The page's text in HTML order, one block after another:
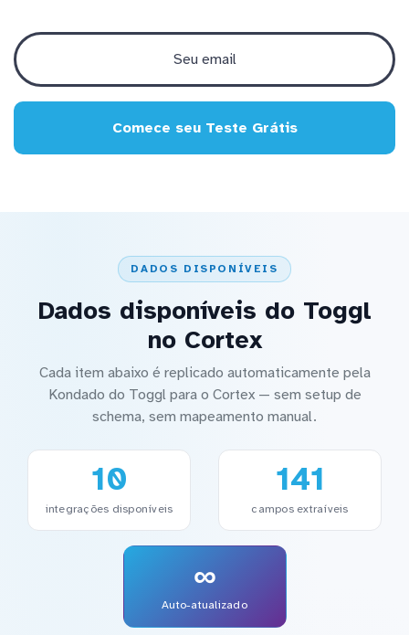
Comece seu Teste Grátis
DADOS DISPONÍVEIS
Dados disponíveis do Toggl
no Cortex
Cada item abaixo é replicado automaticamente pela
Kondado do Toggl para o Cortex — sem setup de
schema, sem mapeamento manual.
10
integrações disponíveis
141
campos extraíveis
∞
Auto-atualizado